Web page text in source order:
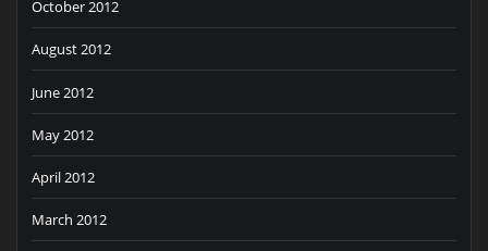
October 2012
August 2012
June 2012
May 2012
April 2012
March 2012